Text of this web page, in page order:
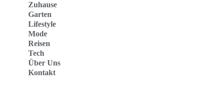
Zuhause
Garten
Lifestyle
Mode
Reisen
Tech
Über Uns
Kontakt